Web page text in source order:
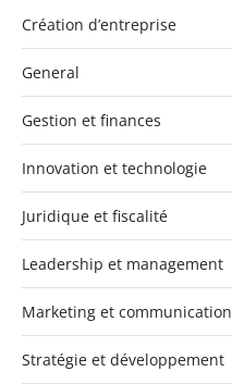
Création d’entreprise
General
Gestion et finances
Innovation et technologie
Juridique et fiscalité
Leadership et management
Marketing et communication
Stratégie et développement